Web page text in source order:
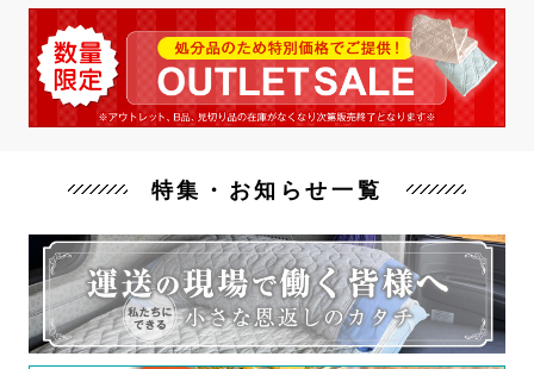
特集・お知らせ一覧